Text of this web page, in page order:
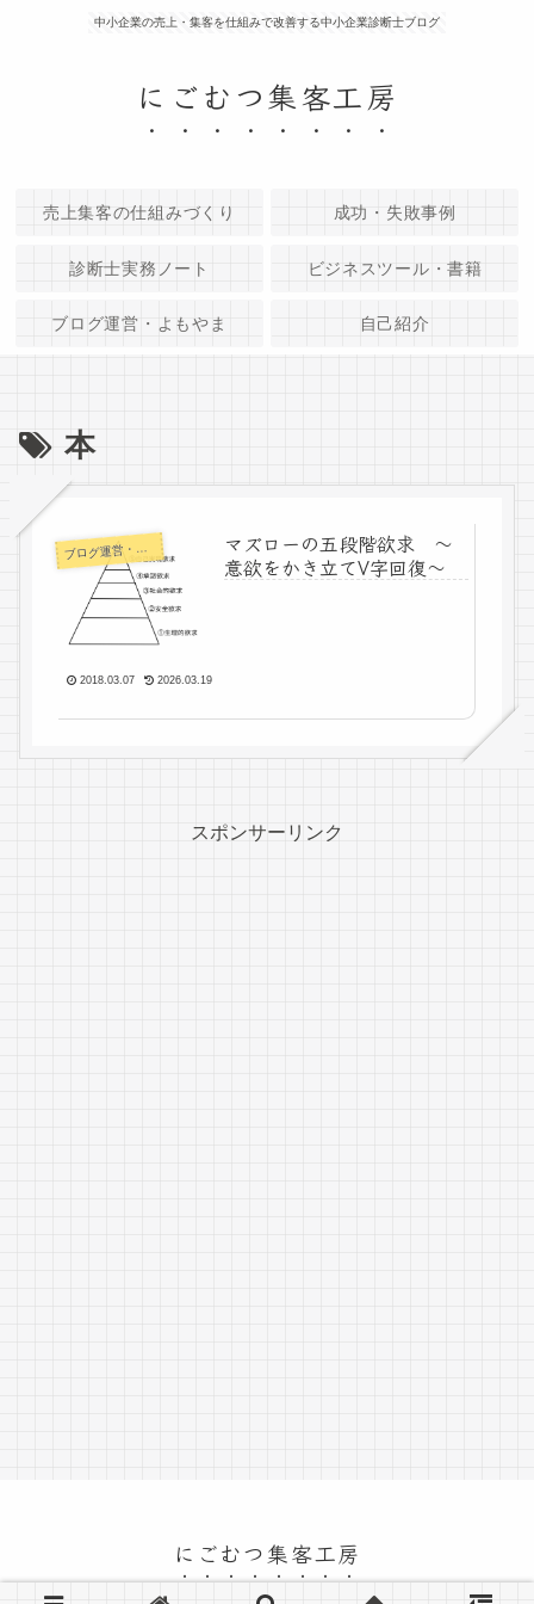
中小企業の売上・集客を仕組みで改善する中小企業診断士ブログ
にごむつ集客工房
売上集客の仕組みづくり 成功・失敗事例
診断士実務ノート ビジネスツール・書籍
ブログ運営・よもやま 自己紹介
本
ブ ログ運営・よもやま
マズローの五段階欲求 ～
意欲をかき立てV字回復～
2018.03.07 2026.03.19
スポンサーリンク
にごむつ集客工房